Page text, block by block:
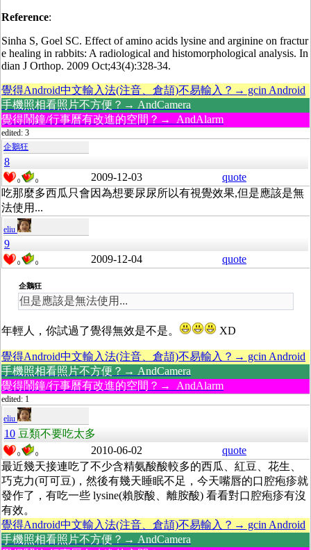
Reference:
Sinha S, Goel SC. Effect of amino acids lysine and arginine on fractur
e healing in rabbits: A radiological and histomorphological analysis. In
dian J Orthop. 2009 Oct;43(4):328-34.
覺得Android中文輸入法(注音、倉頡)不易輸入？→ gcin Android
手機照相看照片不方便？→ AndCamera
覺得鬧鐘/行事曆有改進的空間？→ AndAlarm
edited: 3
企鵝狂
8
0 0 2009-12-03
quote
吃那麼多西瓜只會因為想要尿尿所以有視覺效果,但是應該是無
法使用...
eliu
9
0 0 2009-12-04 quote
企鵝狂
但是應該是無法使用...
年輕人，你試過了覺得無效是不是。 XD
覺得Android中文輸入法(注音、倉頡)不易輸入？→ gcin Android
手機照相看照片不方便？→ AndCamera
覺得鬧鐘/行事曆有改進的空間？→ AndAlarm
edited: 1
eliu
10 豆類不要吃太多
0 0 2010-06-02
quote
最近幾天接連吃了不少含精氨酸酸較多的西瓜、紅豆、花生、
巧克力(可可豆)，然後有幾天睡眠不足，今天嘴唇的口腔疱疹就
發作了，有吃一些 lysine(賴胺酸、離胺酸) 看看對口腔疱疹有沒
有效。
覺得Android中文輸入法(注音、倉頡)不易輸入？→ gcin Android
手機照相看照片不方便？→ AndCamera